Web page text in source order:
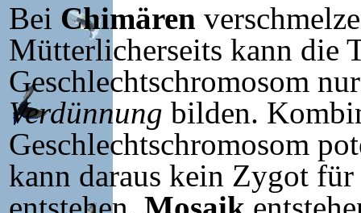
Bei Chimären
Mütterlicherseits kann die
Geschlechtschromosom
Verdünnung bilden.
Geschlechtschromosom
kann daraus kein Zygot